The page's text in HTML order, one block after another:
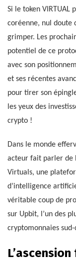
Si le token
coréenne, nul doute
grimper. Les
potentiel de ce
avec son
et ses récentes
pour tirer son
les yeux des
crypto !
Dans le monde
acteur fait parler de
Virtuals, une
d’intelligence
véritable coup de
sur Upbit, l’un des
cryptomonnaies sud-